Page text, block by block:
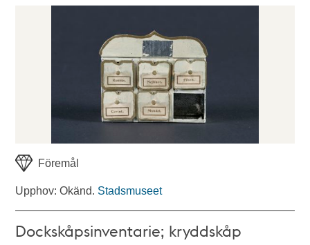
Föremål
Upphov: Okänd. Stadsmuseet
Dockskåpsinventarie; kryddskåp